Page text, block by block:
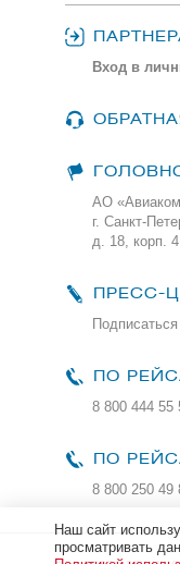
Вход в
АО
г. Санкт-
д. 18, корп. 4
ПРЕСС-
ПО
8 800 444 55
ПО
8 800 250 49
Наш сайт
просматривать